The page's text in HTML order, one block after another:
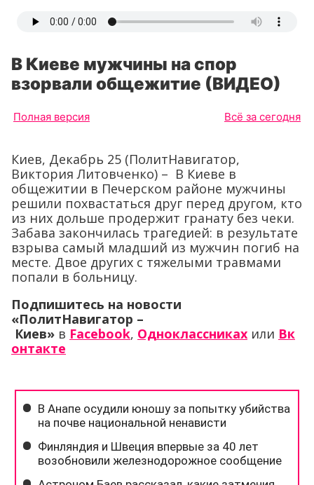
В Киеве мужчины на спор
взорвали общежитие (ВИДЕО)
Полная версия Всё за сегодня
Киев, Декабрь 25 (ПолитНавигатор,
Виктория Литовченко) – В Киеве в
общежитии в Печерском районе мужчины
решили похвастаться друг перед другом, кто
из них дольше продержит гранату без чеки.
Забава закончилась трагедией: в результате
взрыва самый младший из мужчин погиб на
месте. Двое других с тяжелыми травмами
попали в больницу.
Подпишитесь на новости
«ПолитНавигатор –
Киев» в Facebook, Одноклассниках или Вк
онтакте